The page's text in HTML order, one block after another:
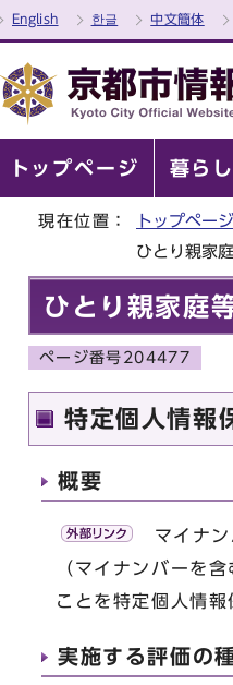
English 한글 中文簡体
トップページ 暮ら
現在位置： トップページ
ひとり親家
ひとり親家庭
ページ番号204477
特定個人情報
概要
マイナン
（マイナンバーを
ことを特定個人情
実施する評価の